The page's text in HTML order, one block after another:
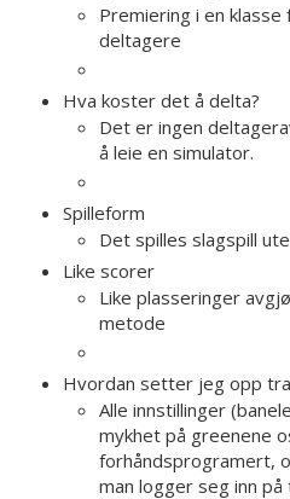
Premiering i en
deltagere
Hva koster det å delta?
Det er ingen
å leie en simulator.
Spilleform
Det spilles slagspill
Like scorer
Like plasseringer
metode
Hvordan setter jeg opp
Alle innstillinger
mykhet på greenene
forhåndsprogramert,
man logger seg inn på